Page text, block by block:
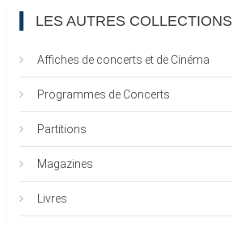
LES AUTRES COLLECTIONS
Affiches de concerts et de Cinéma
Programmes de Concerts
Partitions
Magazines
Livres